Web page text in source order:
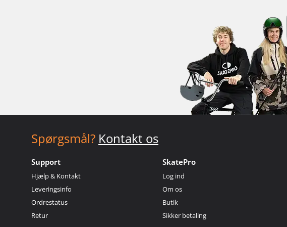
Spørgsmål? Kontakt os
Support
Hjælp & Kontakt
Leveringsinfo
Ordrestatus
Retur
SkatePro
Log ind
Om os
Butik
Sikker betaling